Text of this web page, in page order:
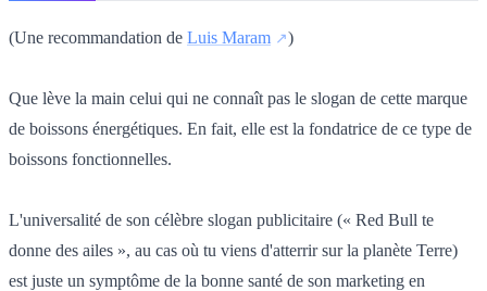
(Une recommandation de Luis Maram )
Que lève la main celui qui ne connaît pas le slogan de cette marque
de boissons énergétiques. En fait, elle est la fondatrice de ce type de
boissons fonctionnelles.
L'universalité de son célèbre slogan publicitaire (« Red Bull te
donne des ailes », au cas où tu viens d'atterrir sur la planète Terre)
est juste un symptôme de la bonne santé de son marketing en